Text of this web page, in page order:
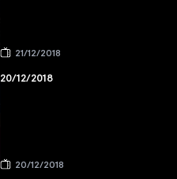
21/12/2018
20/12/2018
20/12/2018